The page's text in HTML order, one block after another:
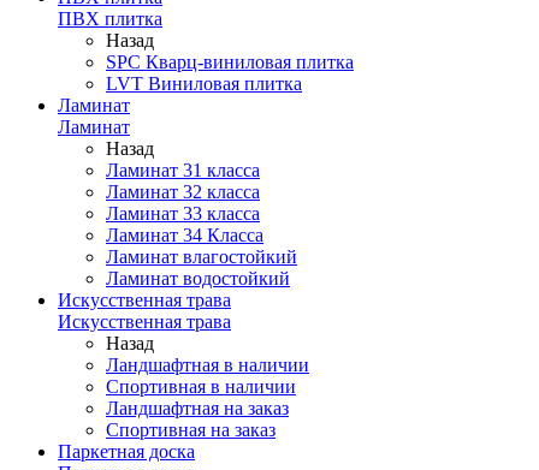
ПВХ плитка
Назад
SPC Кварц-виниловая плитка
LVT Виниловая плитка
Ламинат
Ламинат
Назад
Ламинат 31 класса
Ламинат 32 класса
Ламинат 33 класса
Ламинат 34 Класса
Ламинат влагостойкий
Ламинат водостойкий
Искусственная трава
Искусственная трава
Назад
Ландшафтная в наличии
Спортивная в наличии
Ландшафтная на заказ
Спортивная на заказ
Паркетная доска